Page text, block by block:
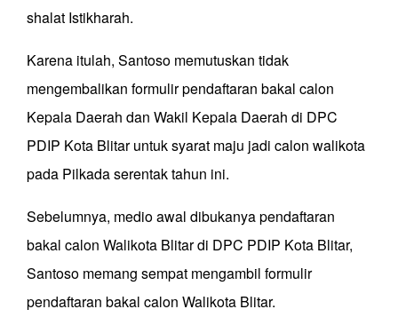
shalat Istikharah.
Karena itulah, Santoso memutuskan tidak
mengembalikan formulir pendaftaran bakal calon
Kepala Daerah dan Wakil Kepala Daerah di DPC
PDIP Kota Blitar untuk syarat maju jadi calon walikota
pada Pilkada serentak tahun ini.
Sebelumnya, medio awal dibukanya pendaftaran
bakal calon Walikota Blitar di DPC PDIP Kota Blitar,
Santoso memang sempat mengambil formulir
pendaftaran bakal calon Walikota Blitar.